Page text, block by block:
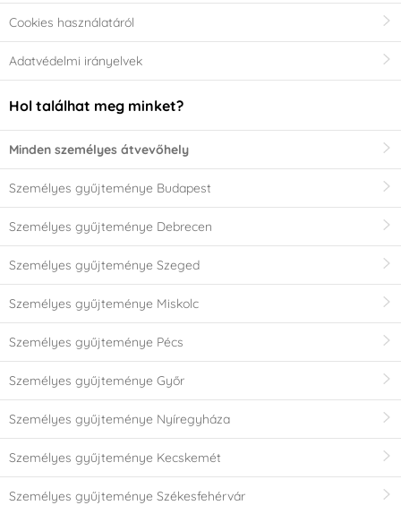
Cookies használatáról
Adatvédelmi irányelvek
Hol találhat meg minket?
Minden személyes átvevőhely
Személyes gyűjteménye Budapest
Személyes gyűjteménye Debrecen
Személyes gyűjteménye Szeged
Személyes gyűjteménye Miskolc
Személyes gyűjteménye Pécs
Személyes gyűjteménye Győr
Személyes gyűjteménye Nyíregyháza
Személyes gyűjteménye Kecskemét
Személyes gyűjteménye Székesfehérvár